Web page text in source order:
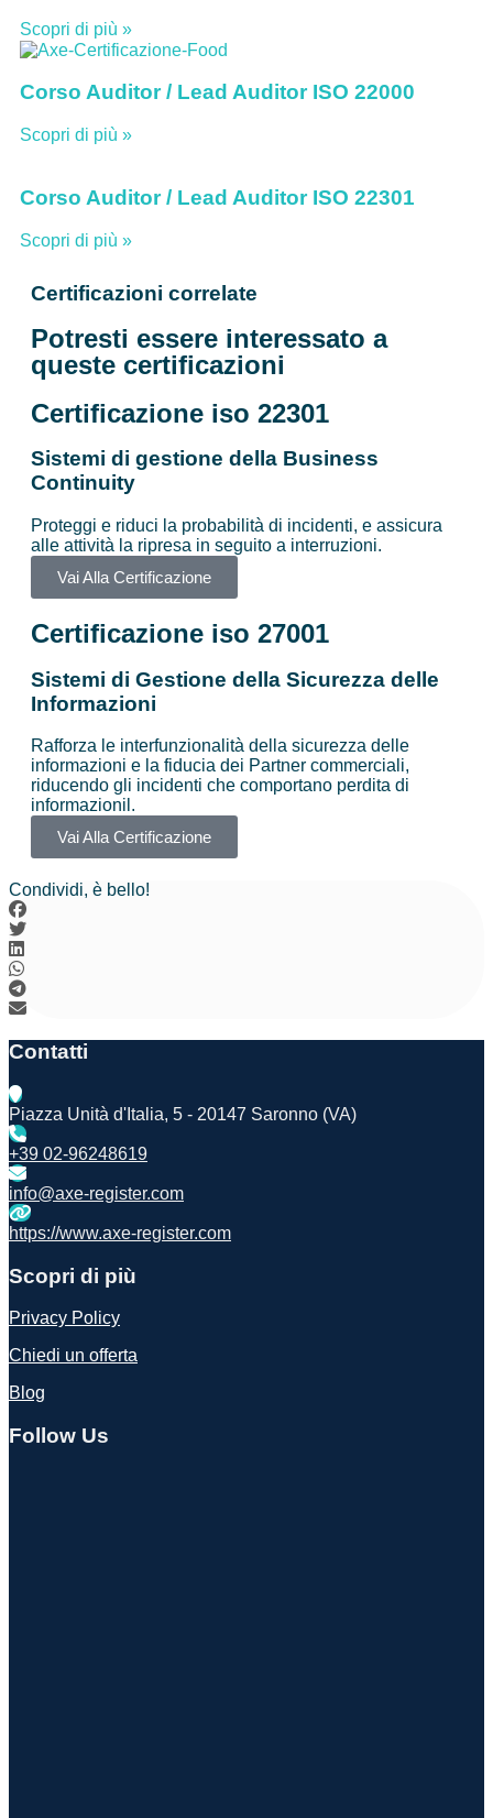
Scopri di più »
Corso Auditor / Lead Auditor ISO 22000
Scopri di più »
Corso Auditor / Lead Auditor ISO 22301
Scopri di più »
Certificazioni correlate
Potresti essere interessato a
queste certificazioni
Certificazione iso 22301
Sistemi di gestione della Business
Continuity
Proteggi e riduci la probabilità di incidenti, e assicura
alle attività la ripresa in seguito a interruzioni.
Vai Alla Certificazione
Certificazione iso 27001
Sistemi di Gestione della Sicurezza delle
Informazioni
Rafforza le interfunzionalità della sicurezza delle
informazioni e la fiducia dei Partner commerciali,
riducendo gli incidenti che comportano perdita di
informazionil.
Vai Alla Certificazione
Condividi, è bello!
Contatti
Piazza Unità d'Italia, 5 - 20147 Saronno (VA)
+39 02-96248619
info@axe-register.com
https://www.axe-register.com
Scopri di più
Privacy Policy
Chiedi un offerta
Blog
Follow Us